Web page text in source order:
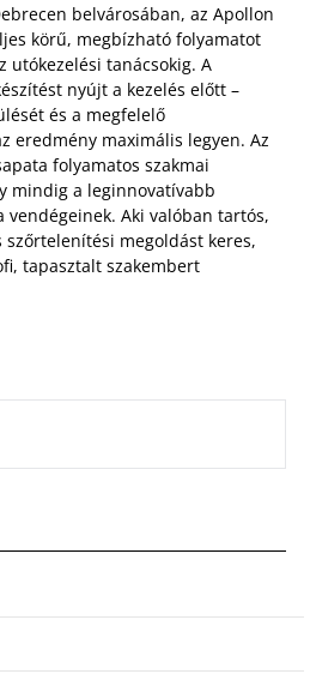
belvárosában, az Apollon
körű, megbízható folyamatot
utókezelési tanácsokig. A
nyújt a kezelés előtt –
és a megfelelő
eredmény maximális legyen. Az
folyamatos szakmai
mindig a leginnovatívabb
vendégeinek. Aki valóban tartós,
szőrtelenítési megoldást keres,
tapasztalt szakembert